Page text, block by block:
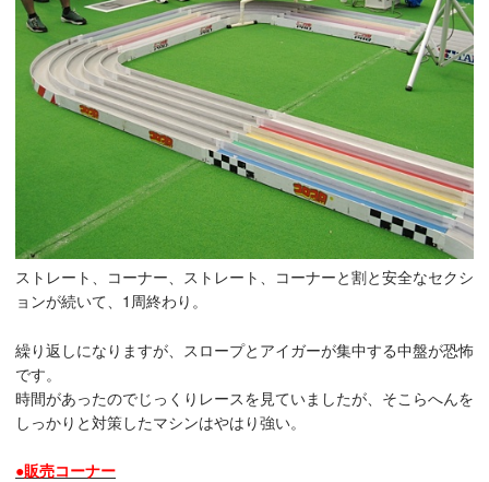
ストレート、コーナー、ストレート、コーナーと割と安全なセクシ
ョンが続いて、1周終わり。
繰り返しになりますが、スロープとアイガーが集中する中盤が恐怖
です。
時間があったのでじっくりレースを見ていましたが、そこらへんを
しっかりと対策したマシンはやはり強い。
●販売コーナー